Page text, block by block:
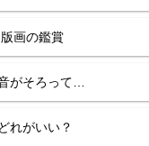
画の鑑賞
がそろって…
れがいい？